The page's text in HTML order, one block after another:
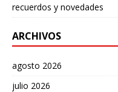
recuerdos y novedades
ARCHIVOS
agosto 2026
julio 2026